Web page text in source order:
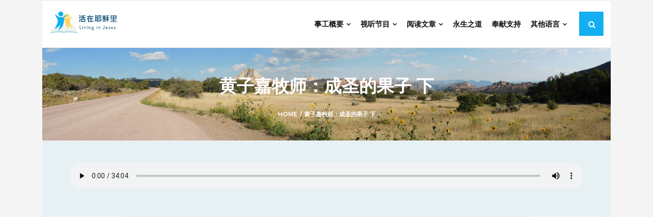
事工概要 视听节目 阅读文章 永生之道 奉献支持 其他语言
黄子嘉牧师：成圣的果子 下
HOME / 黄子嘉牧师：成圣的果子 下